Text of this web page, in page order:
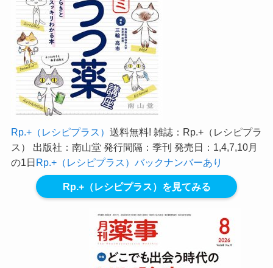
Rp.+（レシピプラス） 送料無料! 雑誌：Rp.+（レシピプラ
ス） 出版社：南山堂 発行間隔：季刊 発売日：1,4,7,10月
の1日Rp.+（レシピプラス）バックナンバーあり
Rp.+（レシピプラス）を見てみる